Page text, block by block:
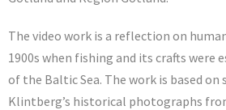
The video work is a reflection on
1900s when fishing and its crafts were
of the Baltic Sea. The work is based on
Klintberg’s historical photographs